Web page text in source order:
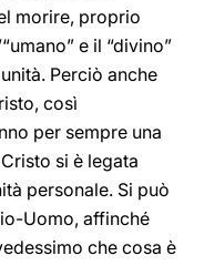
morire, proprio
e il “divino”
Perciò anche
così
per sempre una
si è legata
personale. Si può
Uomo, affinché
che cosa è